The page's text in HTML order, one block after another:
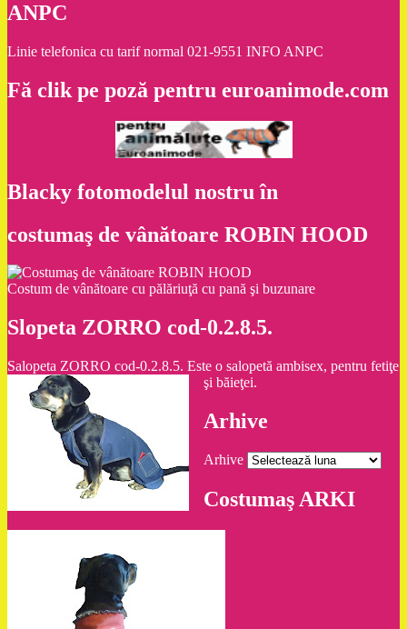
ANPC
Linie telefonica cu tarif normal 021-9551 INFO ANPC
Fă clik pe poză pentru euroanimode.com
Blacky fotomodelul nostru în
costumaş de vânătoare ROBIN HOOD
Costum de vânătoare cu pălăriuţă cu pană şi buzunare
Slopeta ZORRO cod-0.2.8.5.
Salopeta ZORRO cod-0.2.8.5. Este o salopetă ambisex, pentru fetiţe
şi băieţei.
Arhive
Arhive
Costumaş ARKI